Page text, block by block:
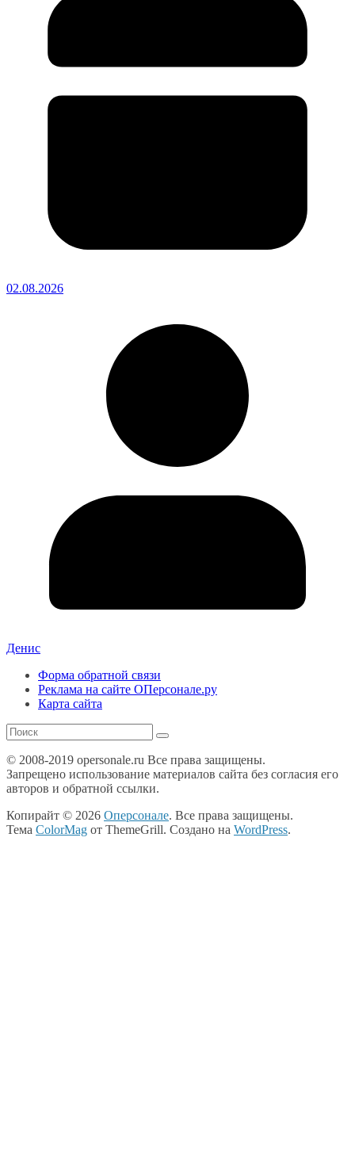
02.08.2026
Денис
Форма обратной связи
Реклама на сайте ОПерсонале.ру
Карта сайта
© 2008-2019 opersonale.ru Все права защищены.
Запрещено использование материалов сайта без согласия его
авторов и обратной ссылки.
Копирайт © 2026 Оперсонале. Все права защищены.
Тема ColorMag от ThemeGrill. Создано на WordPress.